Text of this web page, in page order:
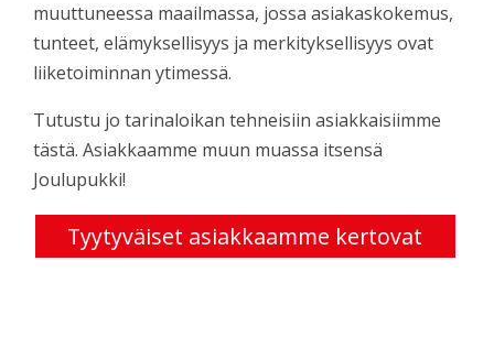
muuttuneessa maailmassa, jossa asiakaskokemus,
tunteet, elämyksellisyys ja merkityksellisyys ovat
liiketoiminnan ytimessä.
Tutustu jo tarinaloikan tehneisiin asiakkaisiimme
tästä. Asiakkaamme muun muassa itsensä
Joulupukki!
Tyytyväiset asiakkaamme kertovat